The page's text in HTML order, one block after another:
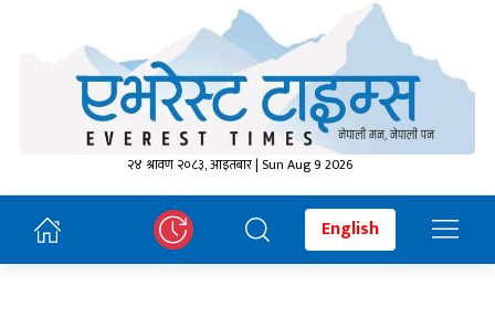
२४ श्रावण २०८३, आइतबार | Sun Aug 9 2026
English